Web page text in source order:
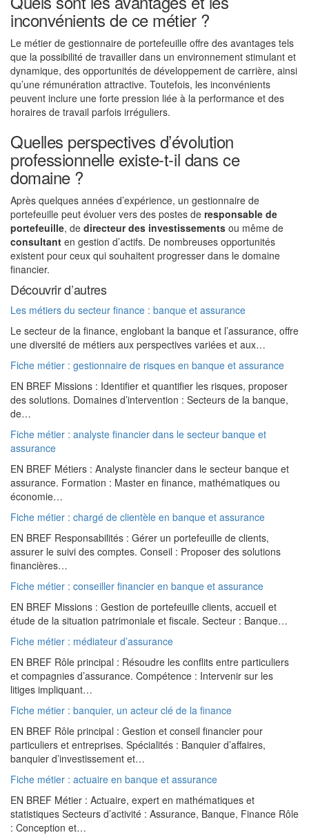
inconvénients de ce métier ?
Le métier de gestionnaire de portefeuille offre des avantages tels
que la possibilité de travailler dans un environnement stimulant et
dynamique, des opportunités de développement de carrière, ainsi
qu’une rémunération attractive. Toutefois, les inconvénients
peuvent inclure une forte pression liée à la performance et des
horaires de travail parfois irréguliers.
Quelles perspectives d’évolution
professionnelle existe-t-il dans ce
domaine ?
Après quelques années d’expérience, un gestionnaire de
portefeuille peut évoluer vers des postes de responsable de
portefeuille, de directeur des investissements ou même de
consultant en gestion d’actifs. De nombreuses opportunités
existent pour ceux qui souhaitent progresser dans le domaine
financier.
Découvrir d’autres
Les métiers du secteur finance : banque et assurance
Le secteur de la finance, englobant la banque et l’assurance, offre
une diversité de métiers aux perspectives variées et aux…
Fiche métier : gestionnaire de risques en banque et assurance
EN BREF Missions : Identifier et quantifier les risques, proposer
des solutions. Domaines d’intervention : Secteurs de la banque,
de…
Fiche métier : analyste financier dans le secteur banque et
assurance
EN BREF Métiers : Analyste financier dans le secteur banque et
assurance. Formation : Master en finance, mathématiques ou
économie…
Fiche métier : chargé de clientèle en banque et assurance
EN BREF Responsabilités : Gérer un portefeuille de clients,
assurer le suivi des comptes. Conseil : Proposer des solutions
financières…
Fiche métier : conseiller financier en banque et assurance
EN BREF Missions : Gestion de portefeuille clients, accueil et
étude de la situation patrimoniale et fiscale. Secteur : Banque…
Fiche métier : médiateur d’assurance
EN BREF Rôle principal : Résoudre les conflits entre particuliers
et compagnies d’assurance. Compétence : Intervenir sur les
litiges impliquant…
Fiche métier : banquier, un acteur clé de la finance
EN BREF Rôle principal : Gestion et conseil financier pour
particuliers et entreprises. Spécialités : Banquier d’affaires,
banquier d’investissement et…
Fiche métier : actuaire en banque et assurance
EN BREF Métier : Actuaire, expert en mathématiques et
statistiques Secteurs d’activité : Assurance, Banque, Finance Rôle
: Conception et…